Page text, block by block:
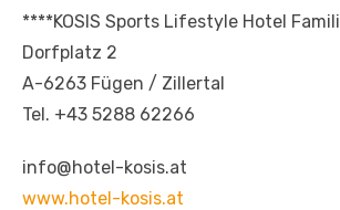
****KOSIS Sports Lifestyle Hotel
Dorfplatz 2
A-6263 Fügen / Zillertal
Tel. +43 5288 62266
info@hotel-kosis.at
www.hotel-kosis.at